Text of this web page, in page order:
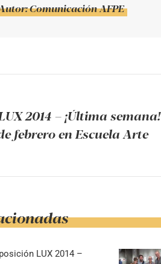
Comunicación AFPE
2014 – ¡Última semana!
febrero en Escuela Arte
LUX 2014 –